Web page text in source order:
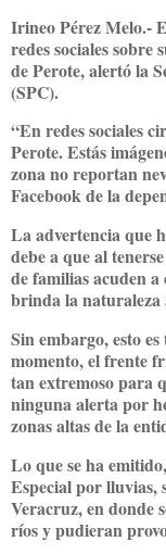
Irineo Pérez Melo.-
redes sociales sobre
de Perote, alertó la
(SPC).
“En redes sociales
Perote. Estás
zona no reportan
Facebook de la
La advertencia que
debe a que al
de familias acuden
brinda la naturaleza
Sin embargo, esto
momento, el frente
tan extremoso para
ninguna alerta por
zonas altas de la
Lo que se ha
Especial por lluvias,
Veracruz, en donde
ríos y pudieran